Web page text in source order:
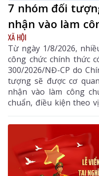
7 nhóm đối
nhận vào làm
XÃ HỘI
Từ ngày 1/8/2026,
công chức chính thức
300/2026/NĐ-CP do
tượng sẽ được cơ
nhận vào làm công
chuẩn, điều kiện theo
những điểm mới
nguồn nhân lực chất